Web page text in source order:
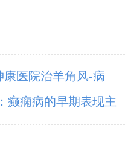
医院治羊角风-病
兆？
癫痫病的早期表现主